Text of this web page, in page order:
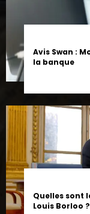
Avis Swan :
la banque
Quelles sont
Louis Borloo ?